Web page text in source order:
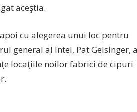
aceştia.
cu alegerea unui loc pentru
general al Intel, Pat Gelsinger, a
locaţiile noilor fabrici de cipuri